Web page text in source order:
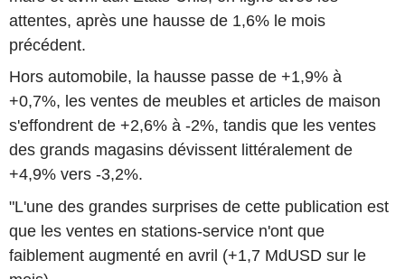
attentes, après une hausse de 1,6% le mois
précédent.
Hors automobile, la hausse passe de +1,9% à
+0,7%, les ventes de meubles et articles de maison
s'effondrent de +2,6% à -2%, tandis que les ventes
des grands magasins dévissent littéralement de
+4,9% vers -3,2%.
"L'une des grandes surprises de cette publication est
que les ventes en stations-service n'ont que
faiblement augmenté en avril (+1,7 MdUSD sur le